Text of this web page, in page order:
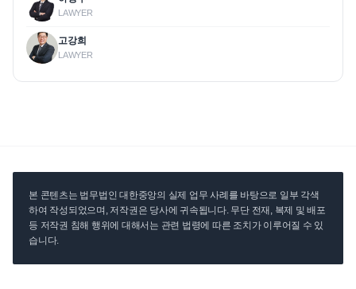
LAWYER
고강희
LAWYER
본 콘텐츠는 법무법인 대한중앙의 실제 업무 사례를 바탕으로 일부 각색
하여 작성되었으며, 저작권은 당사에 귀속됩니다. 무단 전재, 복제 및 배포
등 저작권 침해 행위에 대해서는 관련 법령에 따른 조치가 이루어질 수 있
습니다.